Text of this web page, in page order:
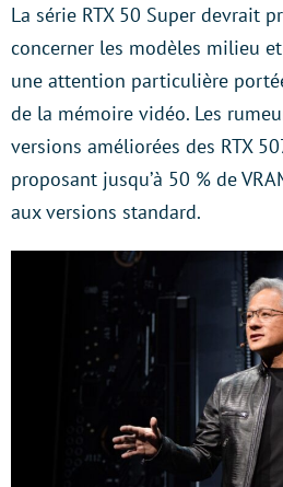
La série RTX 50 Super devrait
concerner les modèles milieu
une attention particulière
de la mémoire vidéo. Les
versions améliorées des RTX
proposant jusqu’à 50 % de
aux versions standard.